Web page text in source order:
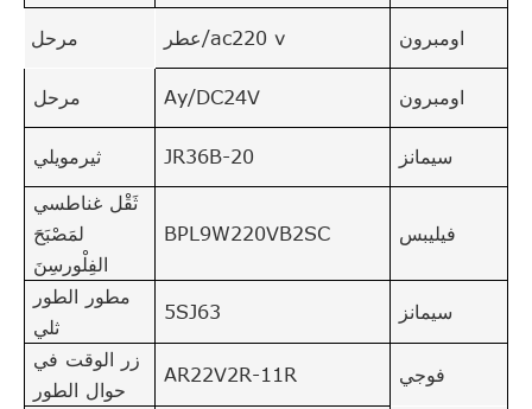
مرحل عطر/ac220 v اومبرون
مرحل Ay/DC24V اومبرون
ثيرمويلي JR36B-20 سيمانز
ثَقْل غناطسي
لمَصْبَحَ
الفِلْورسِنَ
BPL9W220VB2SC فيليبس
مطور الطور
ثلي
5SJ63 سيمانز
زر الوقت في
حوال الطور
AR22V2R-11R فوجي